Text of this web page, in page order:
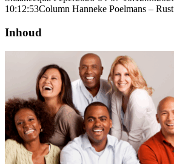
10:12:53Column Hanneke Poelmans – Rust
Inhoud